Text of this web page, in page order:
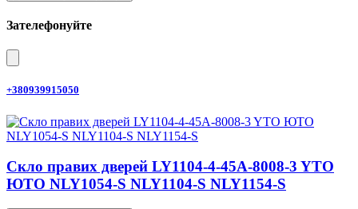
Зателефонуйте
+380939915050
Скло правих дверей LY1104-4-45A-8008-3 YTO
ЮТО NLY1054-S NLY1104-S NLY1154-S